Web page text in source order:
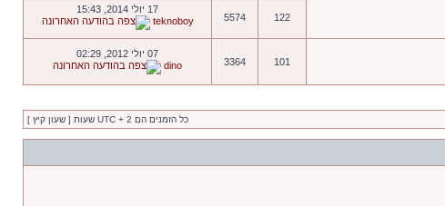
122
5574
17 יולי 2014, 15:43
teknoboy
101
3364
07 יולי 2012, 02:29
dino
כל הזמנים הם UTC + 2 שעות [ שעון קיץ ]